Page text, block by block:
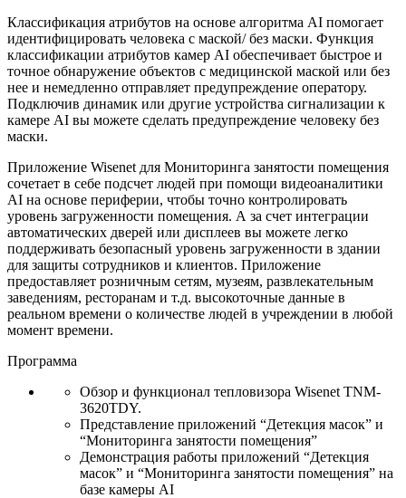
Классификация атрибутов на основе алгоритма AI помогает
идентифицировать человека с маской/ без маски. Функция
классификации атрибутов камер AI обеспечивает быстрое и
точное обнаружение объектов с медицинской маской или без
нее и немедленно отправляет предупреждение оператору.
Подключив динамик или другие устройства сигнализации к
камере AI вы можете сделать предупреждение человеку без
маски.
Приложение Wisenet для Мониторинга занятости помещения
сочетает в себе подсчет людей при помощи видеоаналитики
AI на основе периферии, чтобы точно контролировать
уровень загруженности помещения. А за счет интеграции
автоматических дверей или дисплеев вы можете легко
поддерживать безопасный уровень загруженности в здании
для защиты сотрудников и клиентов. Приложение
предоставляет розничным сетям, музеям, развлекательным
заведениям, ресторанам и т.д. высокоточные данные в
реальном времени о количестве людей в учреждении в любой
момент времени.
Программа
Обзор и функционал тепловизора Wisenet TNM-
3620TDY.
Представление приложений “Детекция масок” и
“Мониторинга занятости помещения”
Демонстрация работы приложений “Детекция
масок” и “Мониторинга занятости помещения” на
базе камеры AI